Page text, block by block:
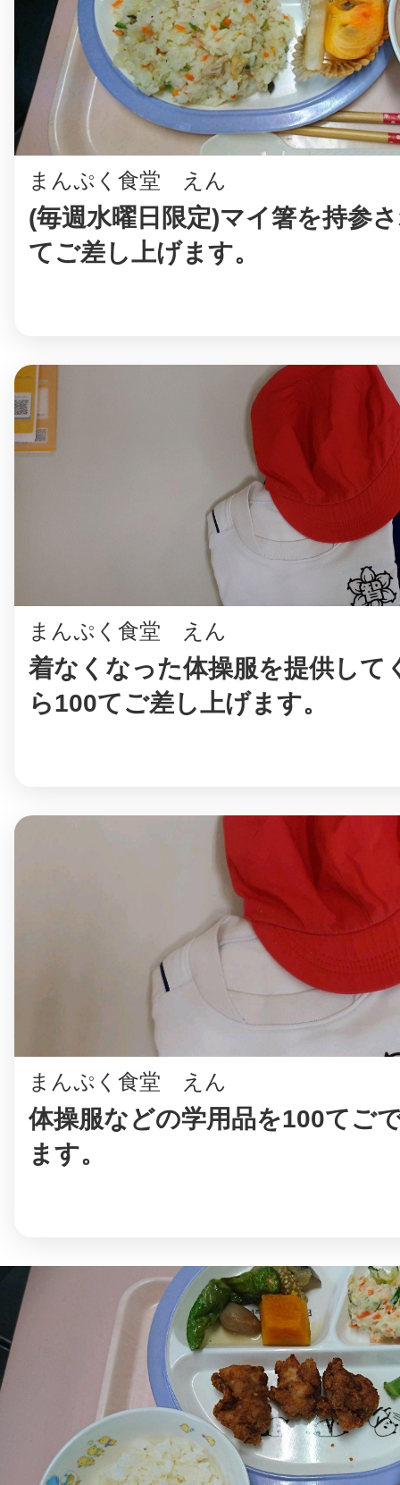
まんぷく食堂 えん
(毎週水曜日限定)マイ箸を持参
てご差し上げます。
まんぷく食堂 えん
着なくなった体操服を提供して
ら100てご差し上げます。
まんぷく食堂 えん
体操服などの学用品を100てご
ます。
まちのコイン
お知らせ
お問い合わせ
©︎ KAYAC Inc.All